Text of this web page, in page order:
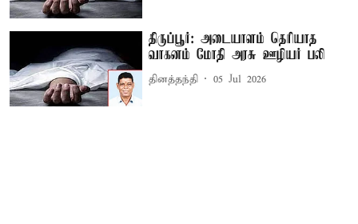
திருப்பூர்: அடையாளம் தெரியாத
வாகனம் மோதி அரசு ஊழியர் பலி
தினத்தந்தி 05 Jul 2026